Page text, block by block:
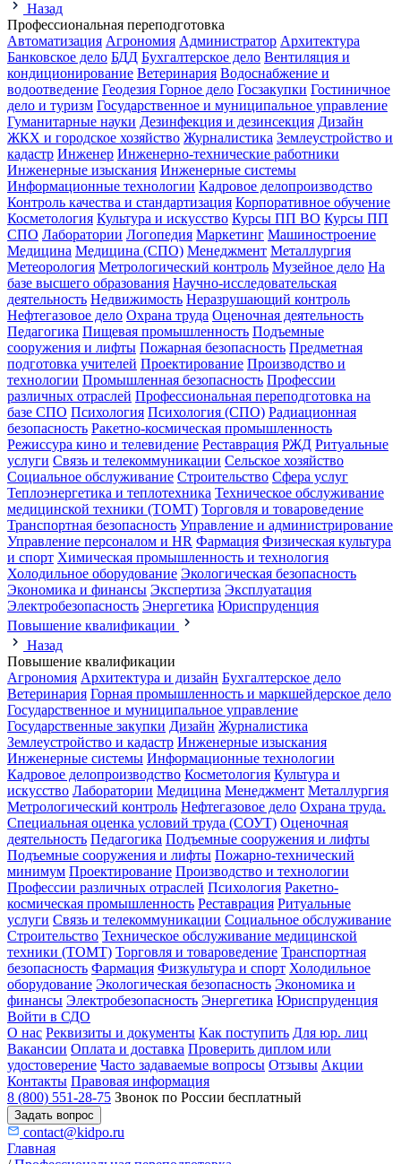
Назад
Профессиональная переподготовка
Автоматизация Агрономия Администратор Архитектура
Банковское дело БДД Бухгалтерское дело Вентиляция и
кондиционирование Ветеринария Водоснабжение и
водоотведение Геодезия Горное дело Госзакупки Гостиничное
дело и туризм Государственное и муниципальное управление
Гуманитарные науки Дезинфекция и дезинсекция Дизайн
ЖКХ и городское хозяйство Журналистика Землеустройство и
кадастр Инженер Инженерно-технические работники
Инженерные изыскания Инженерные системы
Информационные технологии Кадровое делопроизводство
Контроль качества и стандартизация Корпоративное обучение
Косметология Культура и искусство Курсы ПП ВО Курсы ПП
СПО Лаборатории Логопедия Маркетинг Машиностроение
Медицина Медицина (СПО) Менеджмент Металлургия
Метеорология Метрологический контроль Музейное дело На
базе высшего образования Научно-исследовательская
деятельность Недвижимость Неразрушающий контроль
Нефтегазовое дело Охрана труда Оценочная деятельность
Педагогика Пищевая промышленность Подъемные
сооружения и лифты Пожарная безопасность Предметная
подготовка учителей Проектирование Производство и
технологии Промышленная безопасность Профессии
различных отраслей Профессиональная переподготовка на
базе СПО Психология Психология (СПО) Радиационная
безопасность Ракетно-космическая промышленность
Режиссура кино и телевидение Реставрация РЖД Ритуальные
услуги Связь и телекоммуникации Сельское хозяйство
Социальное обслуживание Строительство Сфера услуг
Теплоэнергетика и теплотехника Техническое обслуживание
медицинской техники (ТОМТ) Торговля и товароведение
Транспортная безопасность Управление и администрирование
Управление персоналом и HR Фармация Физическая культура
и спорт Химическая промышленность и технология
Холодильное оборудование Экологическая безопасность
Экономика и финансы Экспертиза Эксплуатация
Электробезопасность Энергетика Юриспруденция
Повышение квалификации
Назад
Повышение квалификации
Агрономия Архитектура и дизайн Бухгалтерское дело
Ветеринария Горная промышленность и маркшейдерское дело
Государственное и муниципальное управление
Государственные закупки Дизайн Журналистика
Землеустройство и кадастр Инженерные изыскания
Инженерные системы Информационные технологии
Кадровое делопроизводство Косметология Культура и
искусство Лаборатории Медицина Менеджмент Металлургия
Метрологический контроль Нефтегазовое дело Охрана труда.
Специальная оценка условий труда (СОУТ) Оценочная
деятельность Педагогика Подъемные сооружения и лифты
Подъемные сооружения и лифты Пожарно-технический
минимум Проектирование Производство и технологии
Профессии различных отраслей Психология Ракетно-
космическая промышленность Реставрация Ритуальные
услуги Связь и телекоммуникации Социальное обслуживание
Строительство Техническое обслуживание медицинской
техники (ТОМТ) Торговля и товароведение Транспортная
безопасность Фармация Физкультура и спорт Холодильное
оборудование Экологическая безопасность Экономика и
финансы Электробезопасность Энергетика Юриспруденция
Войти в СДО
О нас Реквизиты и документы Как поступить Для юр. лиц
Вакансии Оплата и доставка Проверить диплом или
удостоверение Часто задаваемые вопросы Отзывы Акции
Контакты Правовая информация
8 (800) 551-28-75 Звонок по России бесплатный
Задать вопрос
contact@kidpo.ru
Главная